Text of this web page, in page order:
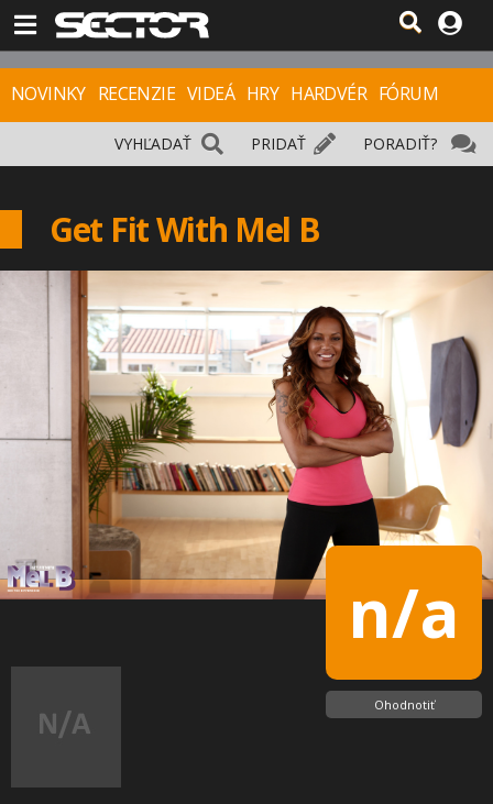
NOVINKY RECENZIE VIDEÁ HRY HARDVÉR FÓRUM
PORADIŤ?
PRIDAŤ
VYHĽADAŤ
Get Fit With Mel B
n/a
Ohodnotiť